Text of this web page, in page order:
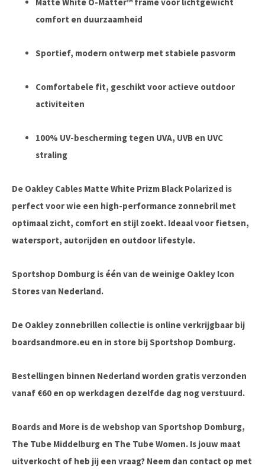
comfort en duurzaamheid
Sportief, modern ontwerp met stabiele pasvorm
Comfortabele fit, geschikt voor actieve outdoor
activiteiten
100% UV-bescherming tegen UVA, UVB en UVC
straling
De Oakley Cables Matte White Prizm Black Polarized is
perfect voor wie een high-performance zonnebril met
optimaal zicht, comfort en stijl zoekt. Ideaal voor fietsen,
watersport, autorijden en outdoor lifestyle.
Sportshop Domburg is één van de weinige Oakley Icon
Stores van Nederland.
De Oakley zonnebrillen collectie is online verkrijgbaar bij
boardsandmore.eu en in store bij Sportshop Domburg.
Bestellingen binnen Nederland worden gratis verzonden
vanaf €60 en op werkdagen dezelfde dag nog verstuurd.
Boards and More is de webshop van Sportshop Domburg,
The Tube Middelburg en The Tube Women. Is jouw maat
uitverkocht of heb jij een vraag? Neem dan contact op met